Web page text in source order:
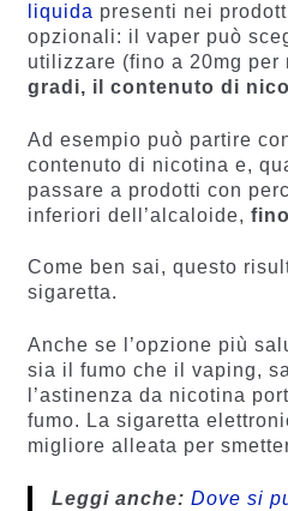
liquida presenti nei
opzionali: il vaper può
utilizzare (fino a 20mg per
gradi, il contenuto di
Ad esempio può partire
contenuto di nicotina e,
passare a prodotti con
inferiori dell’alcaloide,
Come ben sai, questo
sigaretta.
Anche se l’opzione più
sia il fumo che il vaping,
l’astinenza da nicotina
fumo. La sigaretta
migliore alleata per
Leggi anche: Dove si